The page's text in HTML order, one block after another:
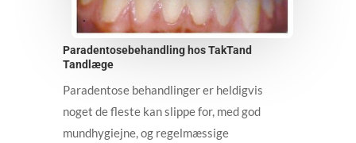
Paradentosebehandling hos TakTand
Tandlæge
Paradentose behandlinger er heldigvis
noget de fleste kan slippe for, med god
mundhygiejne, og regelmæssige